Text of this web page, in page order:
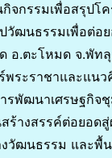
กิจกรรมเพื่อสรุป
ปวัฒนธรรมเพื่อต่
อ.ตะโหมด จ.พัท
พระราชาและแนว
รพัฒนาเศรษฐกิจ
ร้างสรรค์ต่อยอด
วัฒนธรรม และพื้